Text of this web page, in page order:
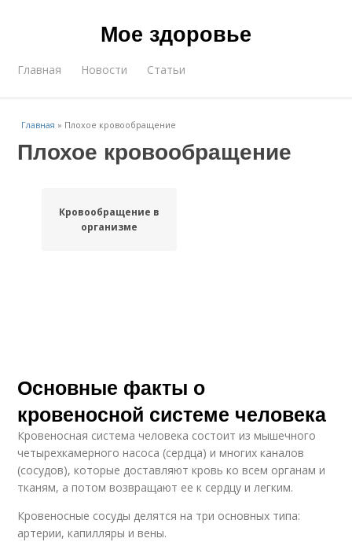
Мое здоровье
Главная Новости Статьи
Главная » Плохое кровообращение
Плохое кровообращение
Кровообращение в
организме
Основные факты о
кровеносной системе человека
Кровеносная система человека состоит из мышечного
четырехкамерного насоса (сердца) и многих каналов
(сосудов), которые доставляют кровь ко всем органам и
тканям, а потом возвращают ее к сердцу и легким.
Кровеносные сосуды делятся на три основных типа:
артерии, капилляры и вены.